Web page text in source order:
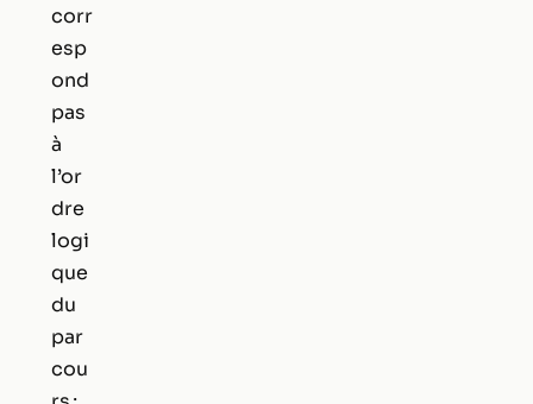
corr
esp
ond
pas
à
l’or
dre
logi
que
du
par
cou